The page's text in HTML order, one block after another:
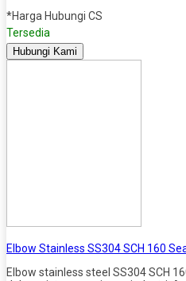
*Harga Hubungi CS
Tersedia
Hubungi Kami
Elbow Stainless SS304 SCH 160
Elbow stainless steel SS304 SCH